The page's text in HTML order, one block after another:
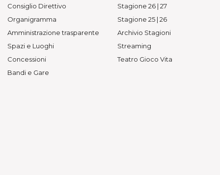
Consiglio Direttivo
Organigramma
Amministrazione trasparente
Spazi e Luoghi
Concessioni
Bandi e Gare
Stagione 26 | 27
Stagione 25 | 26
Archivio Stagioni
Streaming
Teatro Gioco Vita